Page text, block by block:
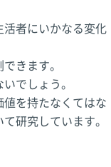
者にいかなる変化
きます。
でしょう。
を持たなくてはな
研究しています。